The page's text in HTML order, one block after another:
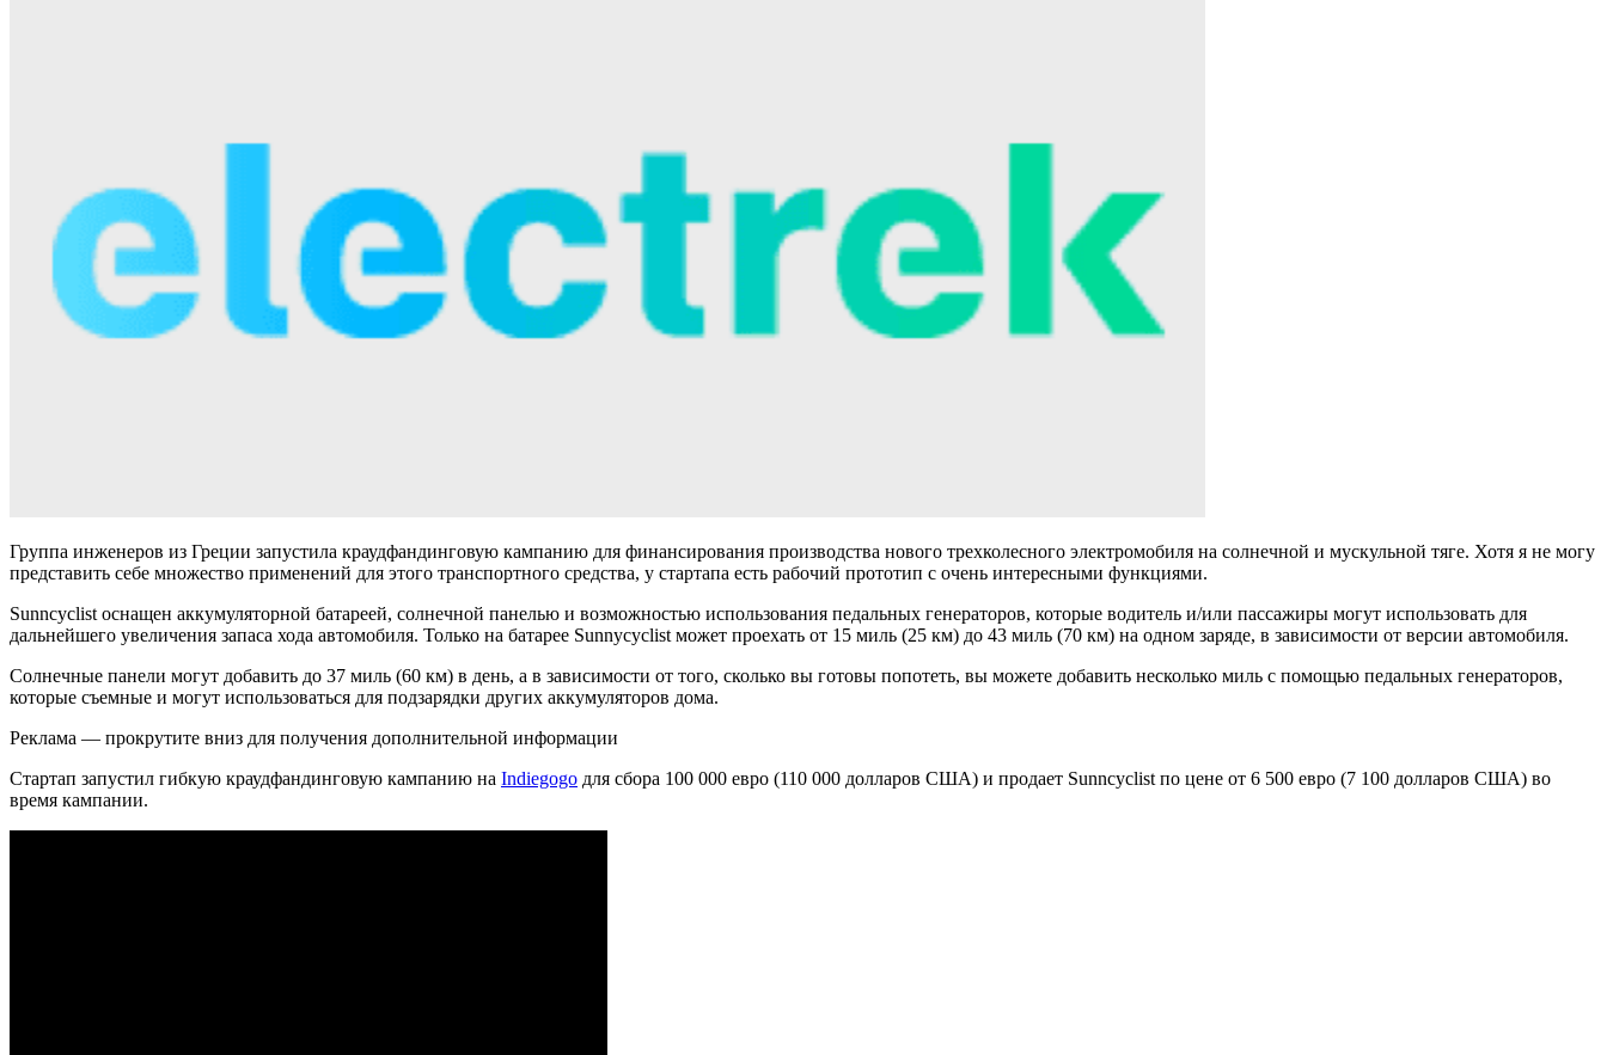
Группа инженеров из Греции запустила краудфандинговую кампанию для финансирования производства нового трехколесного электромобиля на солнечной и мускульной тяге. Хотя я не могу
представить себе множество применений для этого транспортного средства, у стартапа есть рабочий прототип с очень интересными функциями.
Sunncyclist оснащен аккумуляторной батареей, солнечной панелью и возможностью использования педальных генераторов, которые водитель и/или пассажиры могут использовать для
дальнейшего увеличения запаса хода автомобиля. Только на батарее Sunnycyclist может проехать от 15 миль (25 км) до 43 миль (70 км) на одном заряде, в зависимости от версии автомобиля.
Солнечные панели могут добавить до 37 миль (60 км) в день, а в зависимости от того, сколько вы готовы попотеть, вы можете добавить несколько миль с помощью педальных генераторов,
которые съемные и могут использоваться для подзарядки других аккумуляторов дома.
Реклама — прокрутите вниз для получения дополнительной информации
Стартап запустил гибкую краудфандинговую кампанию на Indiegogo для сбора 100 000 евро (110 000 долларов США) и продает Sunncyclist по цене от 6 500 евро (7 100 долларов США) во
время кампании.